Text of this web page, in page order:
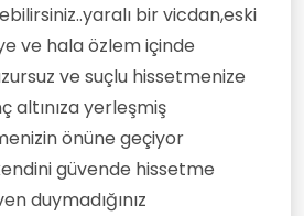
bir vicdan,eski
ve hala özlem içinde
ve suçlu hissetmenize
altınıza yerleşmiş
önüne geçiyor
güvende hissetme
duymadığınız